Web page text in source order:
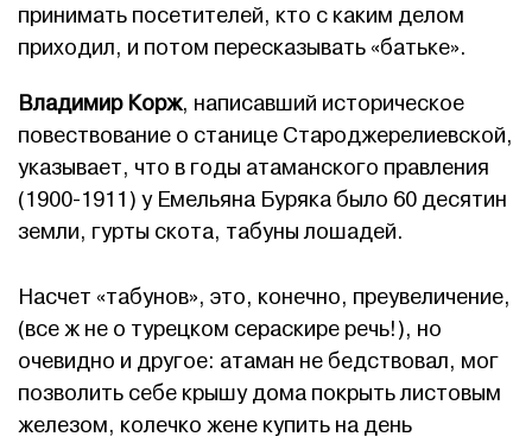
принимать посетителей, кто с каким делом
приходил, и потом пересказывать «батьке».
Владимир Корж, написавший историческое
повествование о станице Староджерелиевской,
указывает, что в годы атаманского правления
(1900-1911) у Емельяна Буряка было 60 десятин
земли, гурты скота, табуны лошадей.
Насчет «табунов», это, конечно, преувеличение,
(все ж не о турецком сераскире речь!), но
очевидно и другое: атаман не бедствовал, мог
позволить себе крышу дома покрыть листовым
железом, колечко жене купить на день